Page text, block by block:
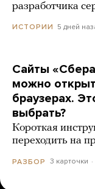
разработчика
ИСТОРИИ 5 дней
Сайты
можно
браузерах.
выбрать?
Короткая
переходить на
РАЗБОР 3 карточки